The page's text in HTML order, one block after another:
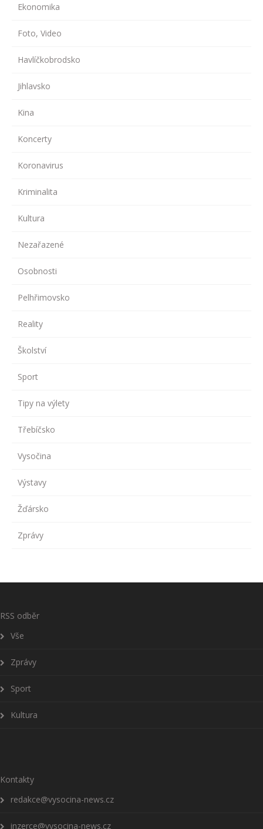
Ekonomika
Foto, Video
Havlíčkobrodsko
Jihlavsko
Kina
Koncerty
Koronavirus
Kriminalita
Kultura
Nezařazené
Osobnosti
Pelhřimovsko
Reality
Školství
Sport
Tipy na výlety
Třebíčsko
Vysočina
Výstavy
Žďársko
Zprávy
RSS odběr
Vše
Zprávy
Sport
Kultura
Kontakty
redakce@vysocina-news.cz
inzerce@vysocina-news.cz